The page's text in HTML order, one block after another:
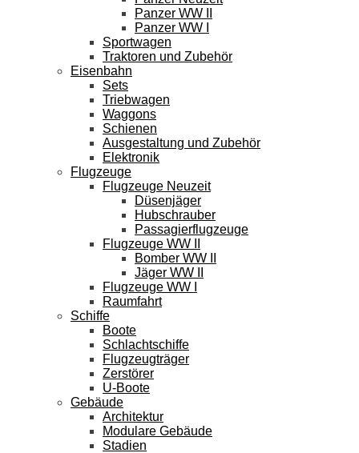
Panzer WW II
Panzer WW I
Sportwagen
Traktoren und Zubehör
Eisenbahn
Sets
Triebwagen
Waggons
Schienen
Ausgestaltung und Zubehör
Elektronik
Flugzeuge
Flugzeuge Neuzeit
Düsenjäger
Hubschrauber
Passagierflugzeuge
Flugzeuge WW II
Bomber WW II
Jäger WW II
Flugzeuge WW I
Raumfahrt
Schiffe
Boote
Schlachtschiffe
Flugzeugträger
Zerstörer
U-Boote
Gebäude
Architektur
Modulare Gebäude
Stadien